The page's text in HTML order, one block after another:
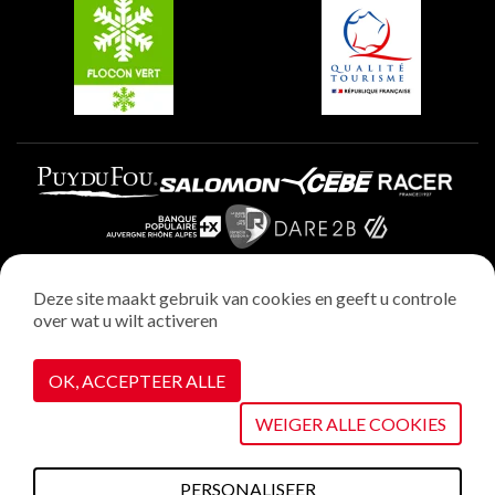
Plagne Villages
Plagne Aime 2000
Wettelijke vermeldingen
Privacybeleid
Realisatie : StudioJuillet
Cookiebeheer
Deze site maakt gebruik van cookies en geeft u controle
over wat u wilt activeren
OK, ACCEPTEER ALLE
WEIGER ALLE COOKIES
PERSONALISEER